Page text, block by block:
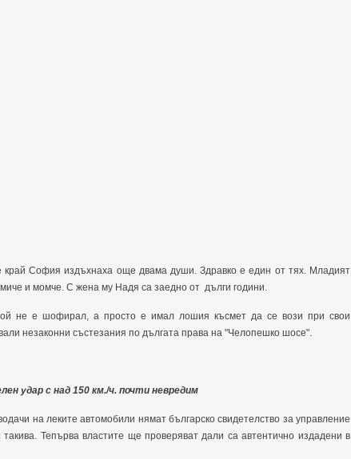
край София издъхнаха още двама души. Здравко е един от тях. Младият
и момче. С жена му Надя са заедно от дълги години.
той не е шофирал, а просто е имал лошия късмет да се вози при свои
незаконни състезания по дългата права на "Челопешко шосе".
удар с над 150 км./ч. почти невредим
на леките автомобили нямат българско свидетелство за управление
Тепърва властите ще проверяват дали са автентично издадени в